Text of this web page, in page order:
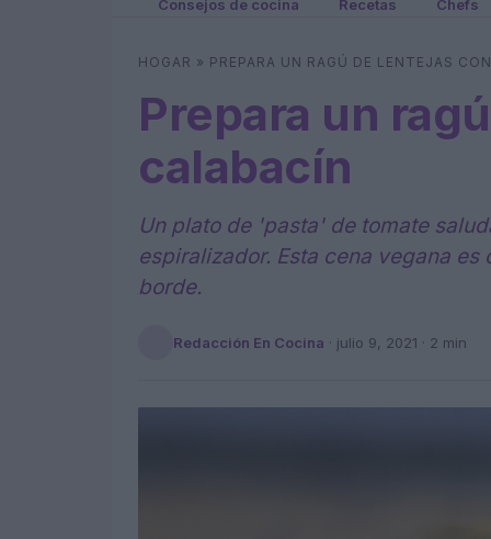
Consejos de cocina Recetas Chefs
HOGAR » PREPARA UN RAGÚ DE LENTEJAS
Prepara un
calabacín
Un plato de 'pasta' de tomate
espiralizador. Esta cena vegana
borde.
Redacción En Cocina · julio 9, 2021 · 2 min